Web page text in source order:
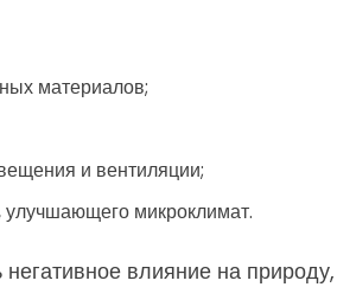
материалов;
и вентиляции;
микроклимат.
влияние на